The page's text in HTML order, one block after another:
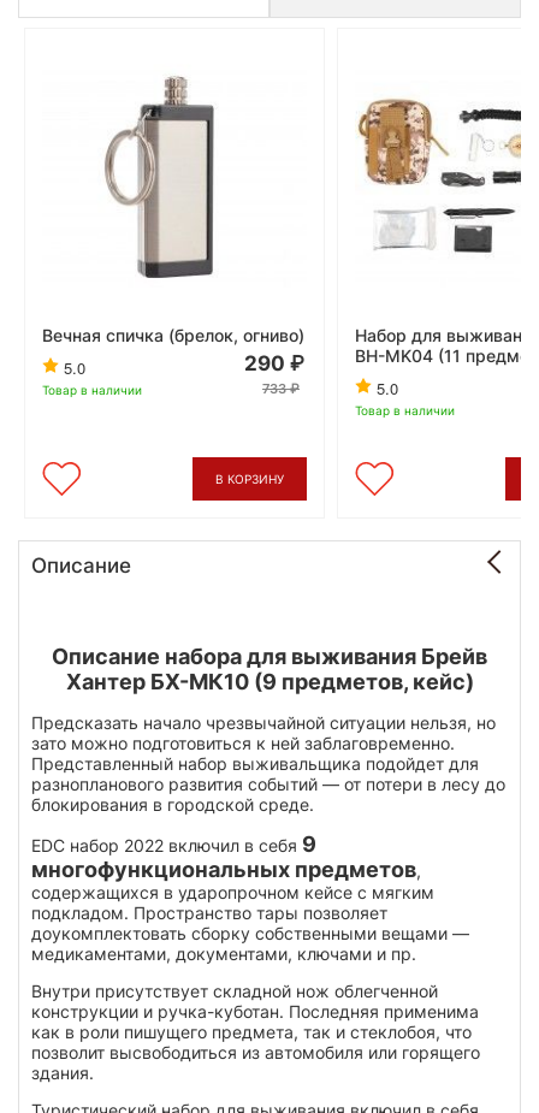
Вечная спичка (брелок, огниво)
5.0
Товар в наличии
290
733
В КОРЗИНУ
Набор для
BH-MK04 (11
5.0
Товар в наличии
Описание
Описание набора для выживания Брейв
Хантер БХ-МК10 (9 предметов, кейс)
Предсказать начало чрезвычайной ситуации нельзя, но
зато можно подготовиться к ней заблаговременно.
Представленный набор выживальщика подойдет для
разнопланового развития событий — от потери в лесу до
блокирования в городской среде.
EDC набор 2022 включил в себя 9
многофункциональных предметов,
содержащихся в ударопрочном кейсе с мягким
подкладом. Пространство тары позволяет
доукомплектовать сборку собственными вещами —
медикаментами, документами, ключами и пр.
Внутри присутствует складной нож облегченной
конструкции и ручка-куботан. Последняя применима
как в роли пишущего предмета, так и стеклобоя, что
позволит высвободиться из автомобиля или горящего
здания.